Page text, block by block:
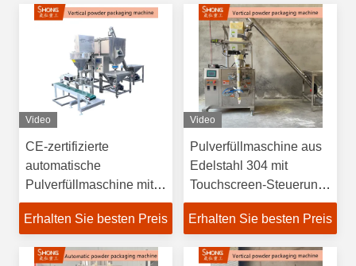
Video
CE-zertifizierte
automatische
Pulverfüllmaschine mit
Edelstahl 304 und
Touchscreen-Steuerung
Erhalten Sie besten Preis
Video
Pulverfüllmaschine aus
Edelstahl 304 mit
Touchscreen-Steuerung
für 400-3500
Beutel/Stunde
Erhalten Sie besten Preis